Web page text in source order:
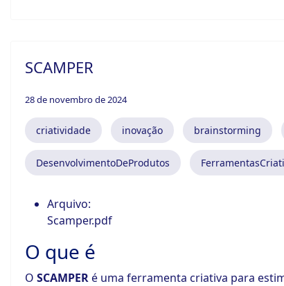
SCAMPER
28 de novembro de 2024
criatividade inovação brainstorming
DesenvolvimentoDeProdutos
Arquivo:
Scamper.pdf
O que é
O SCAMPERé uma ferramenta criativa para